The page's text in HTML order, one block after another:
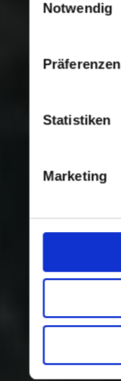
Nutzung
Notwendig
Präferenzen
Statistiken
Marketing